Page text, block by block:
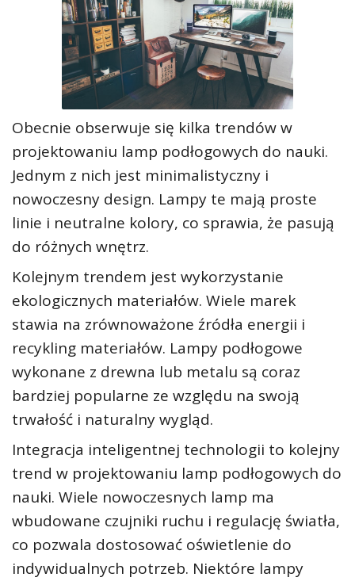
Obecnie obserwuje się kilka trendów w
projektowaniu lamp podłogowych do nauki.
Jednym z nich jest minimalistyczny i
nowoczesny design. Lampy te mają proste
linie i neutralne kolory, co sprawia, że pasują
do różnych wnętrz.
Kolejnym trendem jest wykorzystanie
ekologicznych materiałów. Wiele marek
stawia na zrównoważone źródła energii i
recykling materiałów. Lampy podłogowe
wykonane z drewna lub metalu są coraz
bardziej popularne ze względu na swoją
trwałość i naturalny wygląd.
Integracja inteligentnej technologii to kolejny
trend w projektowaniu lamp podłogowych do
nauki. Wiele nowoczesnych lamp ma
wbudowane czujniki ruchu i regulację światła,
co pozwala dostosować oświetlenie do
indywidualnych potrzeb. Niektóre lampy